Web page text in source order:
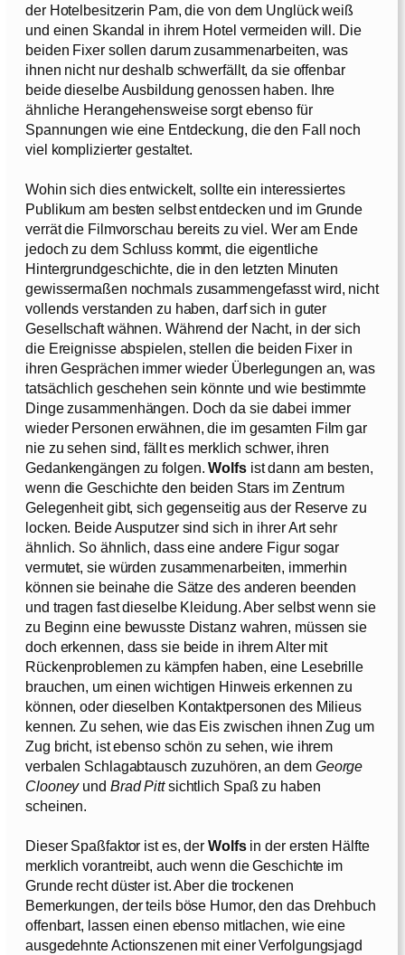
der Hotelbesitzerin Pam, die von dem Unglück weiß
und einen Skandal in ihrem Hotel vermeiden will. Die
beiden Fixer sollen darum zusammenarbeiten, was
ihnen nicht nur deshalb schwerfällt, da sie offenbar
beide dieselbe Ausbildung genossen haben. Ihre
ähnliche Herangehensweise sorgt ebenso für
Spannungen wie eine Entdeckung, die den Fall noch
viel komplizierter gestaltet.
Wohin sich dies entwickelt, sollte ein interessiertes
Publikum am besten selbst entdecken und im Grunde
verrät die Filmvorschau bereits zu viel. Wer am Ende
jedoch zu dem Schluss kommt, die eigentliche
Hintergrundgeschichte, die in den letzten Minuten
gewissermaßen nochmals zusammengefasst wird, nicht
vollends verstanden zu haben, darf sich in guter
Gesellschaft wähnen. Während der Nacht, in der sich
die Ereignisse abspielen, stellen die beiden Fixer in
ihren Gesprächen immer wieder Überlegungen an, was
tatsächlich geschehen sein könnte und wie bestimmte
Dinge zusammenhängen. Doch da sie dabei immer
wieder Personen erwähnen, die im gesamten Film gar
nie zu sehen sind, fällt es merklich schwer, ihren
Gedankengängen zu folgen.Wolfsist dann am besten,
wenn die Geschichte den beiden Stars im Zentrum
Gelegenheit gibt, sich gegenseitig aus der Reserve zu
locken. Beide Ausputzer sind sich in ihrer Art sehr
ähnlich. So ähnlich, dass eine andere Figur sogar
vermutet, sie würden zusammenarbeiten, immerhin
können sie beinahe die Sätze des anderen beenden
und tragen fast dieselbe Kleidung. Aber selbst wenn sie
zu Beginn eine bewusste Distanz wahren, müssen sie
doch erkennen, dass sie beide in ihrem Alter mit
Rückenproblemen zu kämpfen haben, eine Lesebrille
brauchen, um einen wichtigen Hinweis erkennen zu
können, oder dieselben Kontaktpersonen des Milieus
kennen. Zu sehen, wie das Eis zwischen ihnen Zug um
Zug bricht, ist ebenso schön zu sehen, wie ihrem
verbalen Schlagabtausch zuzuhören, an dem George
Clooney und Brad Pittsichtlich Spaß zu haben
scheinen.
Dieser Spaßfaktor ist es, der Wolfsin der ersten Hälfte
merklich vorantreibt, auch wenn die Geschichte im
Grunde recht düster ist. Aber die trockenen
Bemerkungen, der teils böse Humor, den das Drehbuch
offenbart, lassen einen ebenso mitlachen, wie eine
ausgedehnte Actionszenen mit einer Verfolgungsjagd